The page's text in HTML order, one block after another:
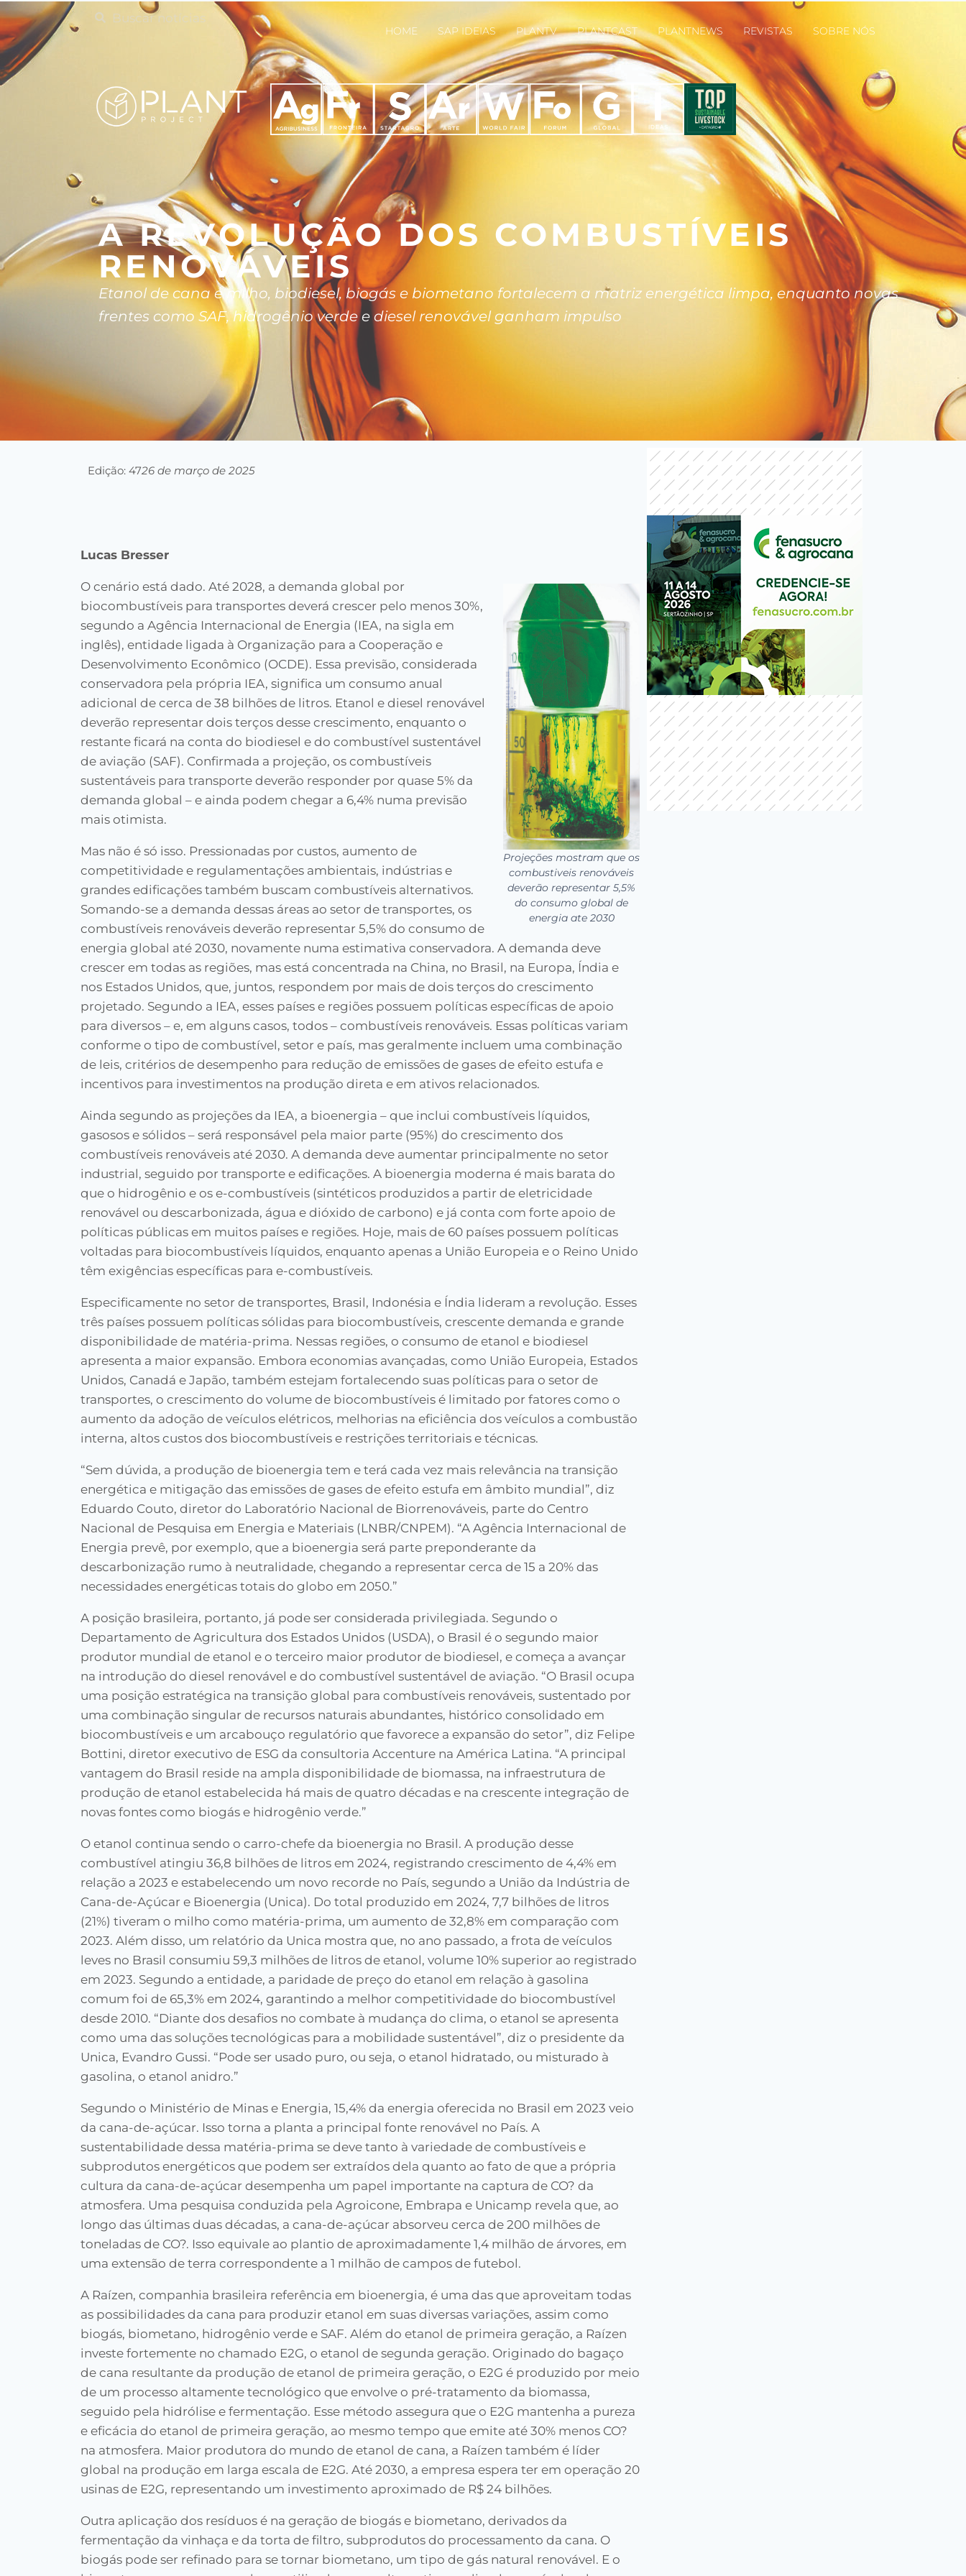
HOME SAP IDEIAS PLANTV PLANTCAST PLANTNEWS REVISTAS SOBRE NÓS
A REVOLUÇÃO DOS COMBUSTÍVEIS
RENOVÁVEIS
Etanol de cana e milho, biodiesel, biogás e biometano fortalecem a matriz energética limpa, enquanto novas
frentes como SAF, hidrogênio verde e diesel renovável ganham impulso
Edição: 4726 de março de 2025
Lucas Bresser
Projeções mostram que os
combustiveis renováveis
deverão representar 5,5%
do consumo global de
energia ate 2030
O cenário está dado. Até 2028, a demanda global por
biocombustíveis para transportes deverá crescer pelo menos 30%,
segundo a Agência Internacional de Energia (IEA, na sigla em
inglês), entidade ligada à Organização para a Cooperação e
Desenvolvimento Econômico (OCDE). Essa previsão, considerada
conservadora pela própria IEA, significa um consumo anual
adicional de cerca de 38 bilhões de litros. Etanol e diesel renovável
deverão representar dois terços desse crescimento, enquanto o
restante ficará na conta do biodiesel e do combustível sustentável
de aviação (SAF). Confirmada a projeção, os combustíveis
sustentáveis para transporte deverão responder por quase 5% da
demanda global – e ainda podem chegar a 6,4% numa previsão
mais otimista.
Mas não é só isso. Pressionadas por custos, aumento de
competitividade e regulamentações ambientais, indústrias e
grandes edificações também buscam combustíveis alternativos.
Somando-se a demanda dessas áreas ao setor de transportes, os
combustíveis renováveis deverão representar 5,5% do consumo de
energia global até 2030, novamente numa estimativa conservadora. A demanda deve
crescer em todas as regiões, mas está concentrada na China, no Brasil, na Europa, Índia e
nos Estados Unidos, que, juntos, respondem por mais de dois terços do crescimento
projetado. Segundo a IEA, esses países e regiões possuem políticas específicas de apoio
para diversos – e, em alguns casos, todos – combustíveis renováveis. Essas políticas variam
conforme o tipo de combustível, setor e país, mas geralmente incluem uma combinação
de leis, critérios de desempenho para redução de emissões de gases de efeito estufa e
incentivos para investimentos na produção direta e em ativos relacionados.
Ainda segundo as projeções da IEA, a bioenergia – que inclui combustíveis líquidos,
gasosos e sólidos – será responsável pela maior parte (95%) do crescimento dos
combustíveis renováveis até 2030. A demanda deve aumentar principalmente no setor
industrial, seguido por transporte e edificações. A bioenergia moderna é mais barata do
que o hidrogênio e os e-combustíveis (sintéticos produzidos a partir de eletricidade
renovável ou descarbonizada, água e dióxido de carbono) e já conta com forte apoio de
políticas públicas em muitos países e regiões. Hoje, mais de 60 países possuem políticas
voltadas para biocombustíveis líquidos, enquanto apenas a União Europeia e o Reino Unido
têm exigências específicas para e-combustíveis.
Especificamente no setor de transportes, Brasil, Indonésia e Índia lideram a revolução. Esses
três países possuem políticas sólidas para biocombustíveis, crescente demanda e grande
disponibilidade de matéria-prima. Nessas regiões, o consumo de etanol e biodiesel
apresenta a maior expansão. Embora economias avançadas, como União Europeia, Estados
Unidos, Canadá e Japão, também estejam fortalecendo suas políticas para o setor de
transportes, o crescimento do volume de biocombustíveis é limitado por fatores como o
aumento da adoção de veículos elétricos, melhorias na eficiência dos veículos a combustão
interna, altos custos dos biocombustíveis e restrições territoriais e técnicas.
“Sem dúvida, a produção de bioenergia tem e terá cada vez mais relevância na transição
energética e mitigação das emissões de gases de efeito estufa em âmbito mundial”, diz
Eduardo Couto, diretor do Laboratório Nacional de Biorrenováveis, parte do Centro
Nacional de Pesquisa em Energia e Materiais (LNBR/CNPEM). “A Agência Internacional de
Energia prevê, por exemplo, que a bioenergia será parte preponderante da
descarbonização rumo à neutralidade, chegando a representar cerca de 15 a 20% das
necessidades energéticas totais do globo em 2050.”
A posição brasileira, portanto, já pode ser considerada privilegiada. Segundo o
Departamento de Agricultura dos Estados Unidos (USDA), o Brasil é o segundo maior
produtor mundial de etanol e o terceiro maior produtor de biodiesel, e começa a avançar
na introdução do diesel renovável e do combustível sustentável de aviação. “O Brasil ocupa
uma posição estratégica na transição global para combustíveis renováveis, sustentado por
uma combinação singular de recursos naturais abundantes, histórico consolidado em
biocombustíveis e um arcabouço regulatório que favorece a expansão do setor”, diz Felipe
Bottini, diretor executivo de ESG da consultoria Accenture na América Latina. “A principal
vantagem do Brasil reside na ampla disponibilidade de biomassa, na infraestrutura de
produção de etanol estabelecida há mais de quatro décadas e na crescente integração de
novas fontes como biogás e hidrogênio verde.”
O etanol continua sendo o carro-chefe da bioenergia no Brasil. A produção desse
combustível atingiu 36,8 bilhões de litros em 2024, registrando crescimento de 4,4% em
relação a 2023 e estabelecendo um novo recorde no País, segundo a União da Indústria de
Cana-de-Açúcar e Bioenergia (Unica). Do total produzido em 2024, 7,7 bilhões de litros
(21%) tiveram o milho como matéria-prima, um aumento de 32,8% em comparação com
2023. Além disso, um relatório da Unica mostra que, no ano passado, a frota de veículos
leves no Brasil consumiu 59,3 milhões de litros de etanol, volume 10% superior ao registrado
em 2023. Segundo a entidade, a paridade de preço do etanol em relação à gasolina
comum foi de 65,3% em 2024, garantindo a melhor competitividade do biocombustível
desde 2010. “Diante dos desafios no combate à mudança do clima, o etanol se apresenta
como uma das soluções tecnológicas para a mobilidade sustentável”, diz o presidente da
Unica, Evandro Gussi. “Pode ser usado puro, ou seja, o etanol hidratado, ou misturado à
gasolina, o etanol anidro.”
Segundo o Ministério de Minas e Energia, 15,4% da energia oferecida no Brasil em 2023 veio
da cana-de-açúcar. Isso torna a planta a principal fonte renovável no País. A
sustentabilidade dessa matéria-prima se deve tanto à variedade de combustíveis e
subprodutos energéticos que podem ser extraídos dela quanto ao fato de que a própria
cultura da cana-de-açúcar desempenha um papel importante na captura de CO? da
atmosfera. Uma pesquisa conduzida pela Agroicone, Embrapa e Unicamp revela que, ao
longo das últimas duas décadas, a cana-de-açúcar absorveu cerca de 200 milhões de
toneladas de CO?. Isso equivale ao plantio de aproximadamente 1,4 milhão de árvores, em
uma extensão de terra correspondente a 1 milhão de campos de futebol.
A Raízen, companhia brasileira referência em bioenergia, é uma das que aproveitam todas
as possibilidades da cana para produzir etanol em suas diversas variações, assim como
biogás, biometano, hidrogênio verde e SAF. Além do etanol de primeira geração, a Raízen
investe fortemente no chamado E2G, o etanol de segunda geração. Originado do bagaço
de cana resultante da produção de etanol de primeira geração, o E2G é produzido por meio
de um processo altamente tecnológico que envolve o pré-tratamento da biomassa,
seguido pela hidrólise e fermentação. Esse método assegura que o E2G mantenha a pureza
e eficácia do etanol de primeira geração, ao mesmo tempo que emite até 30% menos CO?
na atmosfera. Maior produtora do mundo de etanol de cana, a Raízen também é líder
global na produção em larga escala de E2G. Até 2030, a empresa espera ter em operação 20
usinas de E2G, representando um investimento aproximado de R$ 24 bilhões.
Outra aplicação dos resíduos é na geração de biogás e biometano, derivados da
fermentação da vinhaça e da torta de filtro, subprodutos do processamento da cana. O
biogás pode ser refinado para se tornar biometano, um tipo de gás natural renovável. E o